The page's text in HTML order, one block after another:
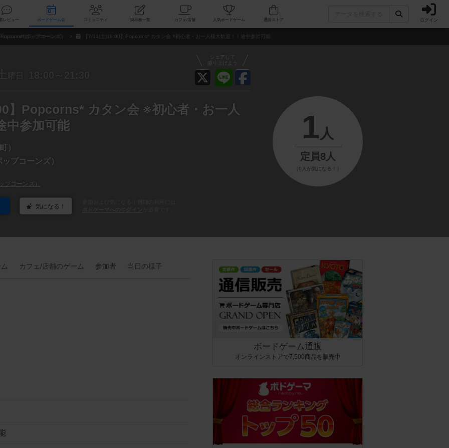
新着レビュー ボードゲーム会 コミュニティ 掲示板一覧 カフェ/店舗 人気ボードゲーム ログイン
Popcorns*(ポップコーンズ） 【7/11(土)18:00】Popcorns* カタン会 ※初心者・お一人様大歓迎！！途中参加可能
シェアして
盛り上げよう
曜日
】Popcorns* カタン会 ※初心者・お一人
中参加可能
）
プコーンズ）
プコーンズ）
気になる！
ボドゲーマへのログイン
1 人
定員8人
（0人が気になる！）
カフェ/ 店舗のゲーム 参加者 当日の様子
ボードゲーム通販
オンラインストアで7,500商品を販売中